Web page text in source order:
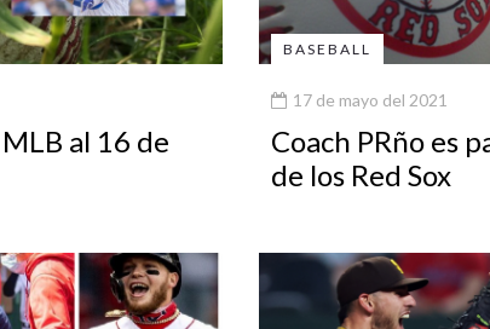
al 16 de
BASEBALL
17 de mayo del 2021
Coach PRño es
de los Red Sox